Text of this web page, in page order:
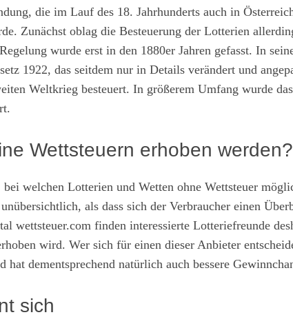
die im Lauf des 18. Jahrhunderts auch in
Zunächst oblag die Besteuerung der Lotterien
wurde erst in den 1880er Jahren gefasst. In
1922, das seitdem nur in Details verändert und
Weltkrieg besteuert. In größerem Umfang wurde
Wettsteuern erhoben werden?
welchen Lotterien und Wetten ohne Wettsteuer
als dass sich der Verbraucher einen
wettsteuer.com finden interessierte Lotteriefreunde
wird. Wer sich für einen dieser Anbieter
dementsprechend natürlich auch bessere
sich